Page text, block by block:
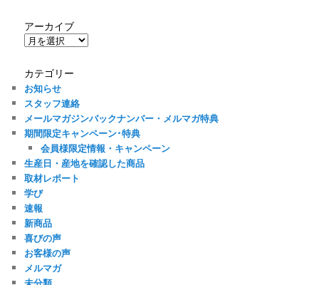
アーカイブ
ア
カ
イ
ブ
カテゴリー
お知らせ
スタッフ連絡
メールマガジンバックナンバー・メルマガ特典
期間限定キャンペーン･特典
会員様限定情報・キャンペーン
生産日・産地を確認した商品
取材レポート
学び
速報
新商品
喜びの声
お客様の声
メルマガ